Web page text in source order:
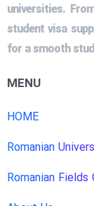
universities.
student visa
for a smooth
MENU
HOME
Romanian
Romanian